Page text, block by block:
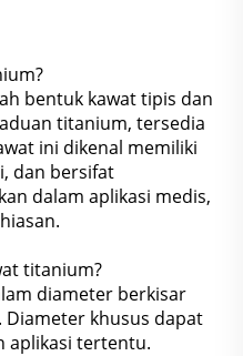
bentuk kawat tipis dan
titanium, tersedia
ini dikenal memiliki
dan bersifat
dalam aplikasi medis,
titanium?
diameter berkisar
Diameter khusus dapat
aplikasi tertentu.